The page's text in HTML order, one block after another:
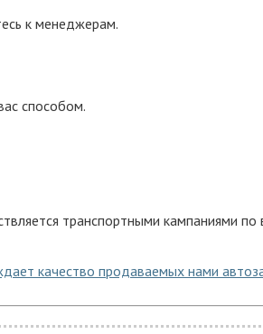
к менеджерам.
способом.
транспортными кампаниями по